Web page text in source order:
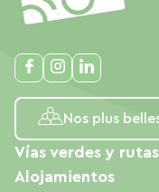
Nos plus
Vías verdes y
Alojamientos